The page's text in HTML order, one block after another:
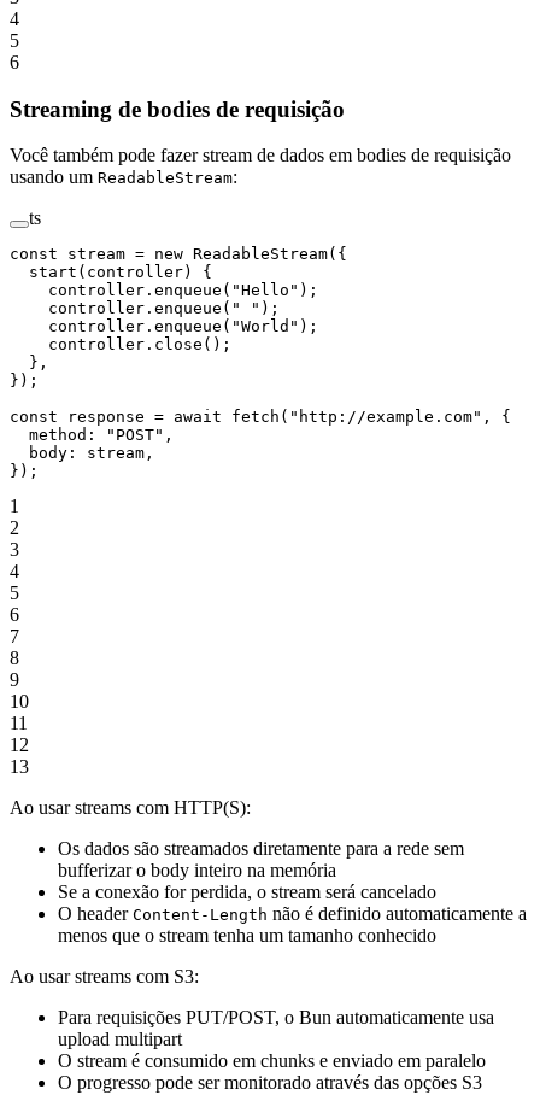
4
5
6
Streaming de bodies de requisição
Você também pode fazer stream de dados em bodies de requisição
usando um ReadableStream:
ts
const stream = new ReadableStream({
  start
( controller) {
    controller.
enqueue ( "Hello" );
    controller.
enqueue ( " " );
    controller.
enqueue ( "World" );
    controller.
close ();
  },
});
const response = await fetch ( "http://example.com" , {
  method:
"POST" ,
  body: stream,
});
1
2
3
4
5
6
7
8
9
10
11
12
13
Ao usar streams com HTTP(S):
Os dados são streamados diretamente para a rede sem
bufferizar o body inteiro na memória
Se a conexão for perdida, o stream será cancelado
O header Content-Length não é definido automaticamente a
menos que o stream tenha um tamanho conhecido
Ao usar streams com S3:
Para requisições PUT/POST, o Bun automaticamente usa
upload multipart
O stream é consumido em chunks e enviado em paralelo
O progresso pode ser monitorado através das opções S3